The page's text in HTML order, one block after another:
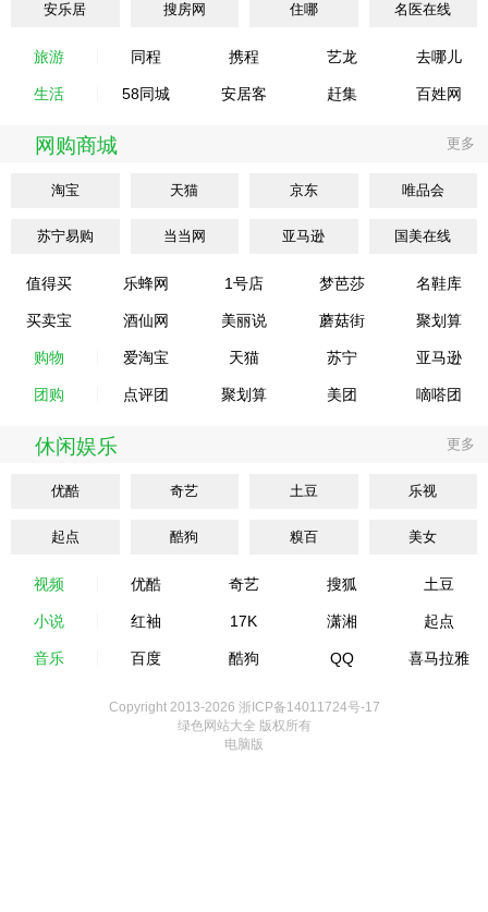
安乐居 搜房网 住哪 名医在线
旅游 同程 携程 艺龙 去哪儿
生活 58同城 安居客 赶集 百姓网
网购商城 更多
淘宝 天猫 京东 唯品会
苏宁易购 当当网 亚马逊 国美在线
值得买 乐蜂网 1号店 梦芭莎 名鞋库
买卖宝 酒仙网 美丽说 蘑菇街 聚划算
购物 爱淘宝 天猫 苏宁 亚马逊
团购 点评团 聚划算 美团 嘀嗒团
休闲娱乐 更多
优酷 奇艺 土豆 乐视
起点 酷狗 糗百 美女
视频 优酷 奇艺 搜狐 土豆
小说 红袖 17K 潇湘 起点
音乐 百度 酷狗 QQ 喜马拉雅
Copyright 2013-2026 浙ICP备14011724号-17
绿色网站大全 版权所有
电脑版